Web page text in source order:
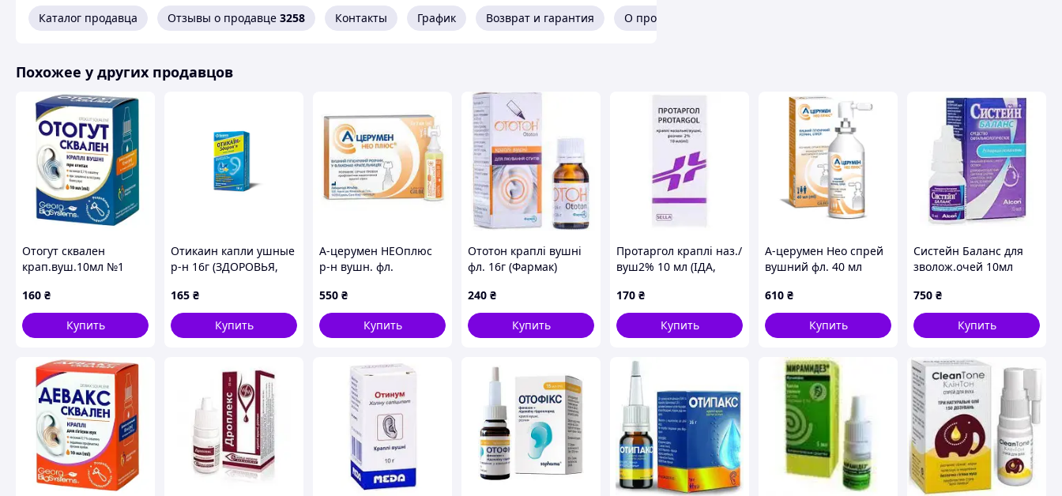
Каталог продавца Отзывы о продавце 3258 Контакты График Возврат и гарантия О продавце
Похожее у других продавцов
Отогут сквален
крап.вуш.10мл №1
160 ₴
Купить
Отикаин капли ушные
р-н 16г (ЗДОРОВЬЯ,
165 ₴
Купить
А-церумен НЕОплюс
р-н вушн. фл.
(Laboratoires Gilbert)
550 ₴
Купить
Ототон краплі вушні
фл. 16г (Фармак)
240 ₴
Купить
Протаргол краплі наз./
вуш2% 10 мл (ІДА,
170 ₴
Купить
А-церумен Нео спрей
вушний фл. 40 мл
610 ₴
Купить
Систейн Баланс для
зволож.очей 10мл
750 ₴
Купить